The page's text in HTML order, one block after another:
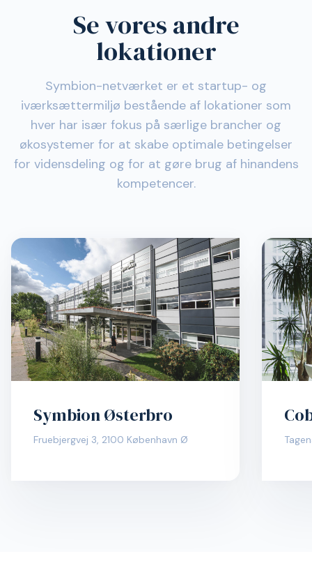
Se vores andre
lokationer
Symbion-netværket er et startup- og
iværksættermiljø bestående af lokationer som
hver har især fokus på særlige brancher og
økosystemer for at skabe optimale betingelser
for vidensdeling og for at gøre brug af hinandens
kompetencer.
Symbion Østerbro
Fruebjergvej 3, 2100 København Ø